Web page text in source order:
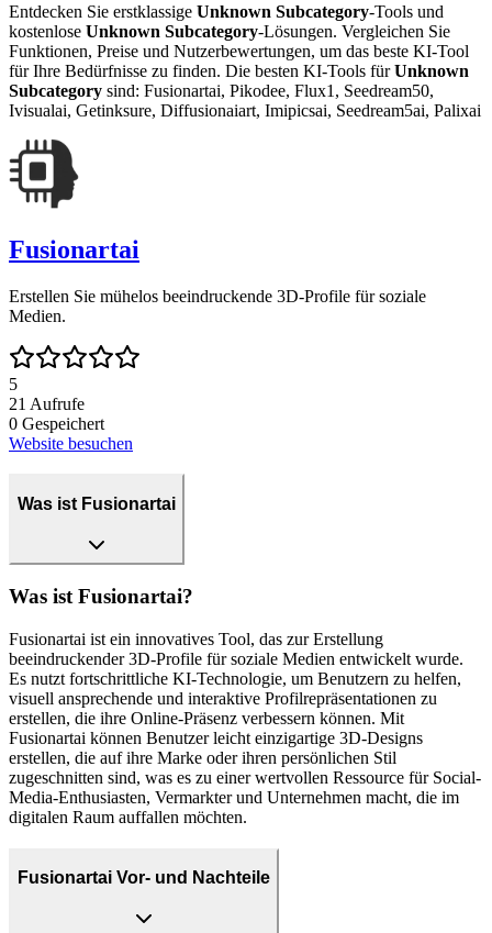
Entdecken Sie erstklassige Unknown Subcategory-Tools und
kostenlose Unknown Subcategory-Lösungen. Vergleichen Sie
Funktionen, Preise und Nutzerbewertungen, um das beste KI-Tool
für Ihre Bedürfnisse zu finden. Die besten KI-Tools fürUnknown
Subcategory sind: Fusionartai, Pikodee, Flux1, Seedream50,
Ivisualai, Getinksure, Diffusionaiart, Imipicsai, Seedream5ai, Palixai
Fusionartai
Erstellen Sie mühelos beeindruckende 3D-Profile für soziale
Medien.
5
21 Aufrufe
0 Gespeichert
Website besuchen
Was ist Fusionartai
Was ist Fusionartai?
Fusionartai ist ein innovatives Tool, das zur Erstellung
beeindruckender 3D-Profile für soziale Medien entwickelt wurde.
Es nutzt fortschrittliche KI-Technologie, um Benutzern zu helfen,
visuell ansprechende und interaktive Profilrepräsentationen zu
erstellen, die ihre Online-Präsenz verbessern können. Mit
Fusionartai können Benutzer leicht einzigartige 3D-Designs
erstellen, die auf ihre Marke oder ihren persönlichen Stil
zugeschnitten sind, was es zu einer wertvollen Ressource für Social-
Media-Enthusiasten, Vermarkter und Unternehmen macht, die im
digitalen Raum auffallen möchten.
Fusionartai Vor- und Nachteile